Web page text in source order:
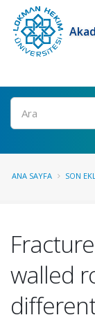
Ara
ANA SAYFA SON
walled